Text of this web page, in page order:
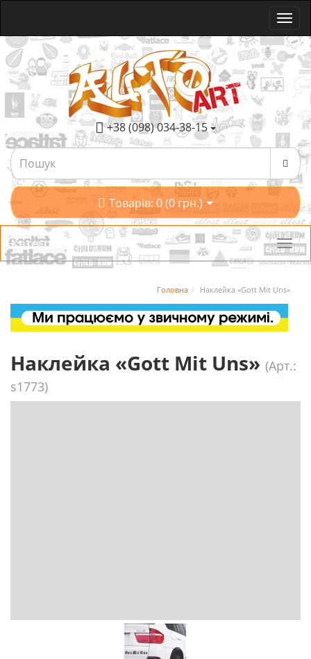
+38 (098) 034-38-15
Товарів: 0 (0 грн.)
Категорії
Головна Наклейка «Gott Mit Uns»
Наклейка «Gott Mit Uns» (Арт.:
s1773)